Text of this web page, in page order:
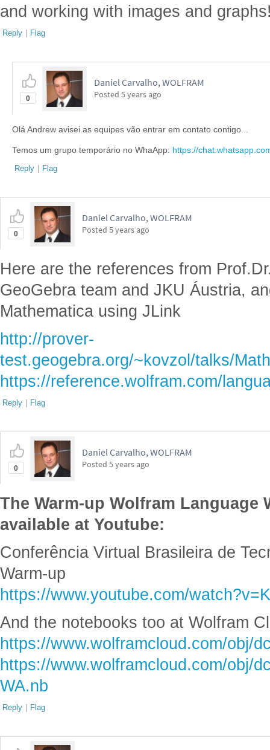
and working with images and
Reply | Flag
0
Daniel Carvalho, WOLFRAM
Posted 5 years ago
Olá Andrew avisei as equipes vão entrar em contato contigo...
Temos um grupo temporário no WhaApp: https://
Reply | Flag
0
Daniel Carvalho, WOLFRAM
Posted 5 years ago
Here are the references from
GeoGebra team and JKU Áustria,
Mathematica using JLink
http://prover-
test.geogebra.org/~kovzol/talks/
https://reference.wolfram.com/
Reply | Flag
0
Daniel Carvalho, WOLFRAM
Posted 5 years ago
The Warm-up Wolfram Language
available at Youtube:
Conferência Virtual Brasileira de
Warm-up
https://www.youtube.com/
And the notebooks too at Wolfram
https://www.wolframcloud.com/obj/
https://www.wolframcloud.com/obj/
WA.nb
Reply | Flag